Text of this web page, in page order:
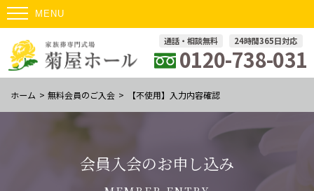
通話・相談無料 24時間365日対応
0120-738-031
ホーム > 無料会員のご入会 > 【不使用】入力内容確認
会員入会のお申し込み